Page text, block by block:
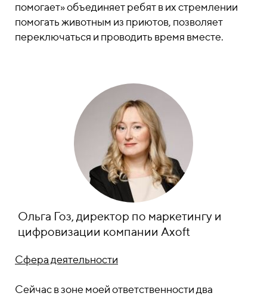
помогает» объединяет ребят в их стремлении
помогать животным из приютов, позволяет
переключаться и проводить время вместе.
Ольга Гоз, директор по маркетингу и
цифровизации компании Axoft
Сфера деятельности
Сейчас в зоне моей ответственности два